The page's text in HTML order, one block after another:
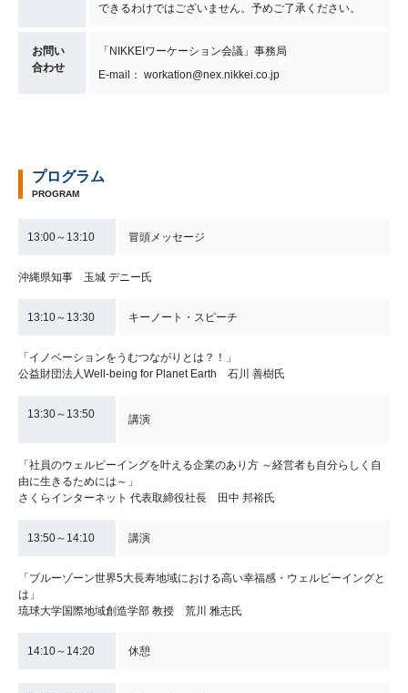
できるわけではございません。予めご了承ください。
お問い
合わせ
「NIKKEIワーケーション会議」事務局
E-mail： workation@nex.nikkei.co.jp
プログラム
PROGRAM
13:00～13:10 冒頭メッセージ
沖縄県知事 玉城 デニー氏
13:10～13:30 キーノート・スピーチ
「イノベーションをうむつながりとは？！」
公益財団法人Well-being for Planet Earth 石川 善樹氏
13:30～13:50 講演
「社員のウェルビーイングを叶える企業のあり方 ～経営者も自分らしく自
由に生きるためには～」
さくらインターネット 代表取締役社長 田中 邦裕氏
13:50～14:10 講演
「ブルーゾーン世界5大長寿地域における高い幸福感・ウェルビーイングと
は」
琉球大学国際地域創造学部 教授 荒川 雅志氏
14:10～14:20 休憩